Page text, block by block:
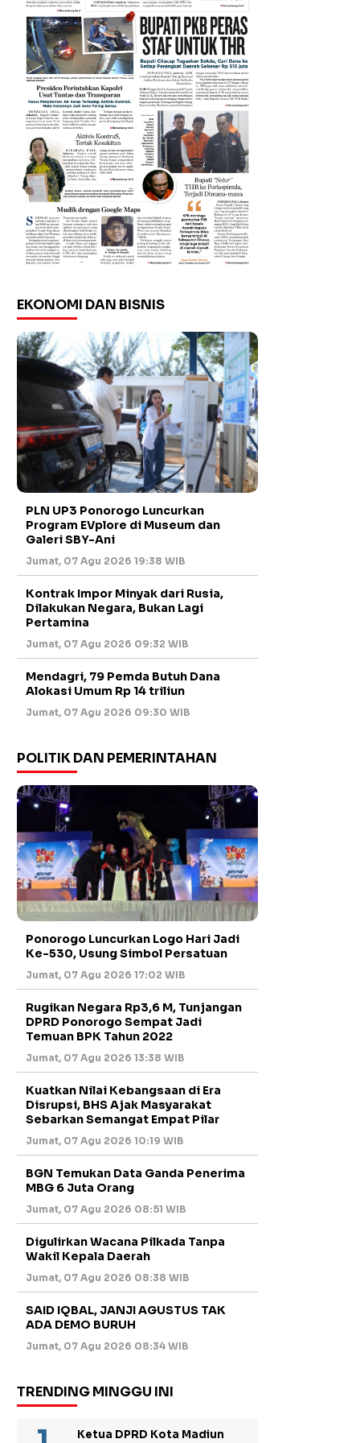
EKONOMI DAN BISNIS
PLN UP3 Ponorogo Luncurkan
Program EVplore di Museum dan
Galeri SBY-Ani
Jumat, 07 Agu 2026 19:38 WIB
Kontrak Impor Minyak dari Rusia,
Dilakukan Negara, Bukan Lagi
Pertamina
Jumat, 07 Agu 2026 09:32 WIB
Mendagri, 79 Pemda Butuh Dana
Alokasi Umum Rp 14 triliun
Jumat, 07 Agu 2026 09:30 WIB
POLITIK DAN PEMERINTAHAN
Ponorogo Luncurkan Logo Hari Jadi
Ke-530, Usung Simbol Persatuan
Jumat, 07 Agu 2026 17:02 WIB
Rugikan Negara Rp3,6 M, Tunjangan
DPRD Ponorogo Sempat Jadi
Temuan BPK Tahun 2022
Jumat, 07 Agu 2026 13:38 WIB
Kuatkan Nilai Kebangsaan di Era
Disrupsi, BHS Ajak Masyarakat
Sebarkan Semangat Empat Pilar
Jumat, 07 Agu 2026 10:19 WIB
BGN Temukan Data Ganda Penerima
MBG 6 Juta Orang
Jumat, 07 Agu 2026 08:51 WIB
Digulirkan Wacana Pilkada Tanpa
Wakil Kepala Daerah
Jumat, 07 Agu 2026 08:38 WIB
SAID IQBAL, JANJI AGUSTUS TAK
ADA DEMO BURUH
Jumat, 07 Agu 2026 08:34 WIB
TRENDING MINGGU INI
Ketua DPRD Kota Madiun